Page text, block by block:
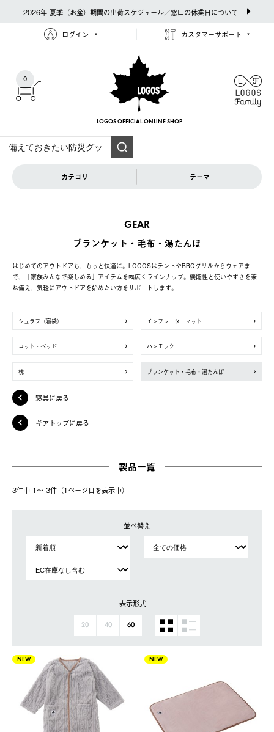
2026年 夏季（お盆）期間の出荷スケジュール／窓口の休業日について
ログイン カスタマーサポート
0
LOGOS OFFICIAL ONLINE SHOP
カテゴリ テーマ
GEAR
ブランケット・毛布・湯たんぽ
はじめてのアウトドアも、もっと快適に。LOGOSはテントやBBQグリルからウェアま
で、「家族みんなで楽しめる」アイテムを幅広くラインナップ。機能性と使いやすさを兼
ね備え、気軽にアウトドアを始めたい方をサポートします。
シュラフ（寝袋） インフレーターマット
コット・ベッド ハンモック
枕 ブランケット・毛布・湯たんぽ
寝具に戻る
ギアトップに戻る
製品一覧
3件中 1〜 3件（1ページ⽬を表⽰中）
並べ替え
表示形式
20 40 60
NEW NEW